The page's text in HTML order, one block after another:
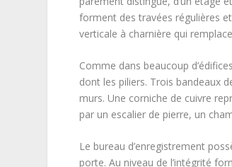
forment des travées régulières
verticale à charnière qui
Comme dans beaucoup
dont les piliers. Trois bandeaux
murs. Une corniche de cuivre
par un escalier de pierre, un
Le bureau d’enregistrement
porte. Au niveau de l’intégrité